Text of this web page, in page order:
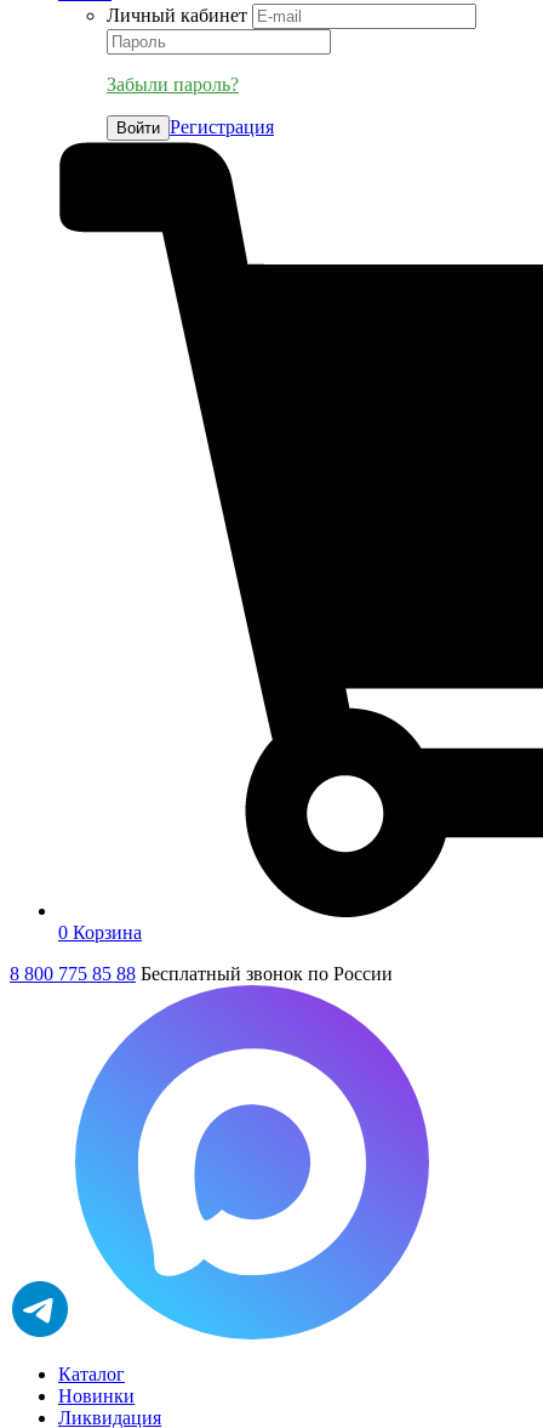
Личный кабинет
Забыли пароль?
Войти Регистрация
0 Корзина
8 800 775 85 88 Бесплатный звонок по России
Каталог
Новинки
Ликвидация